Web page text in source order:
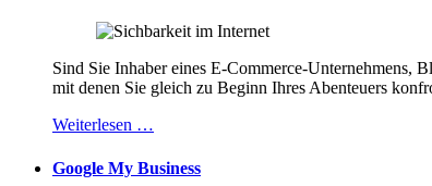
Sind Sie Inhaber eines E-Commerce-Unternehmens,
mit denen Sie gleich zu Beginn Ihres Abenteuers
Weiterlesen …
Google My Business